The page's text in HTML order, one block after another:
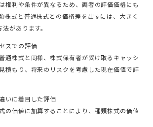
権利や条件が異なるため、両者の評価価格にも
株式と普通株式との価格差を出すには、大きく
があります。
スでの評価
通株式と同様、株式保有者が受け取るキャッシ
積もり、将来のリスクを考慮した現在価値で評
いに着目した評価
の価値に加算することにより、種類株式の価値